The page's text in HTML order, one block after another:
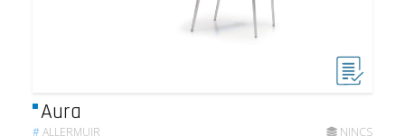
Aura
#ALLERMUIR NINCS